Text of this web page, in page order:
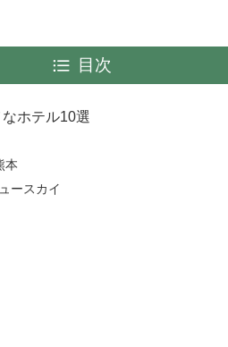
目次
ホテル10選
本
ースカイ